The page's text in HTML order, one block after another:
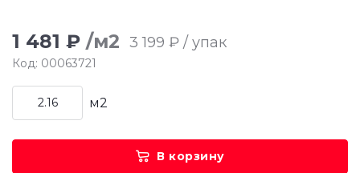
1 481 ₽ /м2 3 199 ₽ / упак
Код: 00063721
м2
В корзину